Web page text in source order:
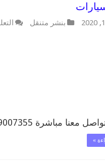
بنشر متنقل
مباشرة 99007355 تواصل معنا …
»